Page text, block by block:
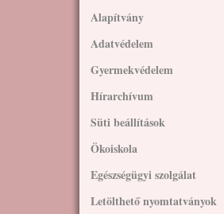
Alapítvány
Adatvédelem
Gyermekvédelem
Hírarchívum
Süti beállítások
Ökoiskola
Egészségügyi szolgálat
Letölthető nyomtatványok